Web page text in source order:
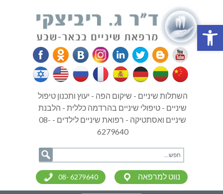
פתח סרגל נגישות
השתלות שיניים - שיקום הפה - יעוץ ותכנון טיפול
שיניים - טיפולי שיניים בהרדמה כללית - הלבנת
שיניים ואסתטיקה - רפואת שיניים לילדים - 08-
6279640
08- 6279640 נווט למרפאה